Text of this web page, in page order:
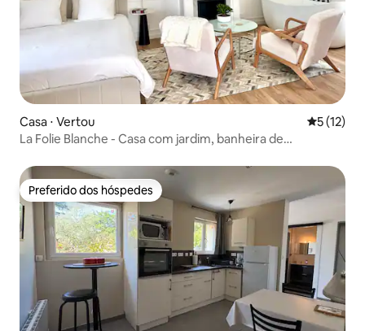
Casa ⋅ Vertou 5 de uma
5 (12)
La Folie Blanche - Casa com jardim, banheira de
Preferido dos hóspedes
Preferido dos hóspedes